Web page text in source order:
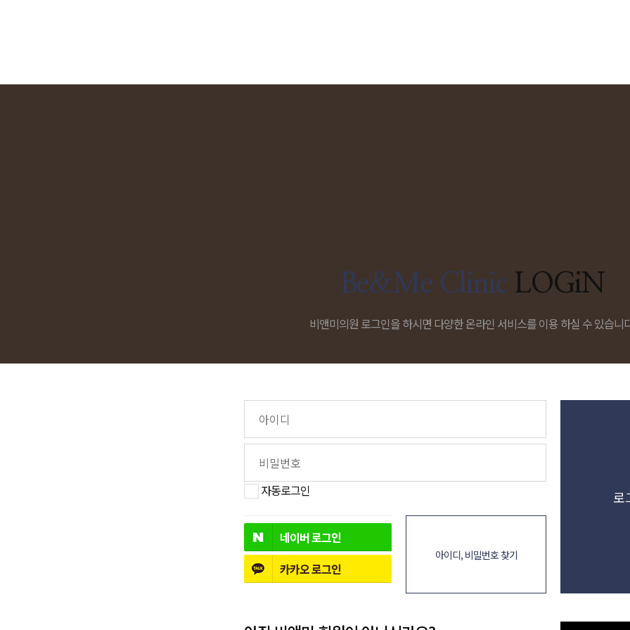
Be&Me Clinic LOGiN
비앤미의원 로그인을 하시면 다양한 온라인 서비스를 이용 하실 수 있습니
로
자동로그인
네이버로그인
카카오로그인
아이디, 비밀번호 찾기